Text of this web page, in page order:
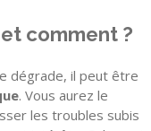
comment ?
dégrade, il peut être
. Vous aurez le
les troubles subis